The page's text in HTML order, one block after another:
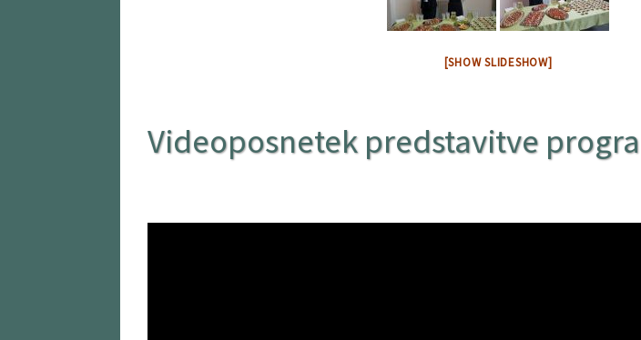
[SHOW SLIDESHOW]
Videoposnetek predstavitve